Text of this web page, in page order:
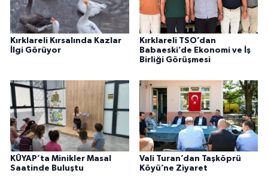
Kırklareli Kırsalında Kazlar
İlgi Görüyor
Kırklareli TSO’dan
Babaeski’de Ekonomi ve İş
Birliği Görüşmesi
KÜYAP’ta Minikler Masal
Saatinde Buluştu
Vali Turan’dan Taşköprü
Köyü’ne Ziyaret